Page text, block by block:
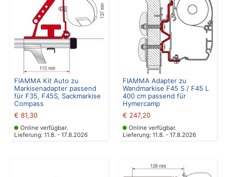
FIAMMA Kit Auto zu
Markisenadapter passend
für F35, F45S, Sackmarkise
Compass
€ 81,30
Online verfügbar.
Lieferung: 11.8. - 17.8.2026
FIAMMA Adapter zu
Wandmarkise F45 S / F45 L
400 cm passend für
Hymercamp
€ 247,20
Online verfügbar.
Lieferung: 11.8. - 17.8.2026